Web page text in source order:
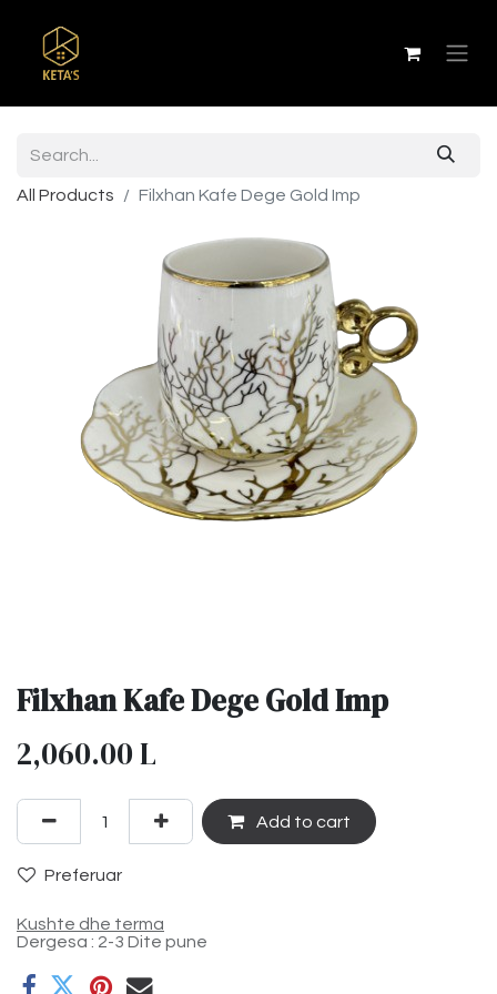
All Products Filxhan Kafe Dege Gold Imp
Filxhan Kafe Dege Gold Imp
2,060.00L
Add to cart
Preferuar
Kushte dhe terma
Dergesa : 2-3 Dite pune